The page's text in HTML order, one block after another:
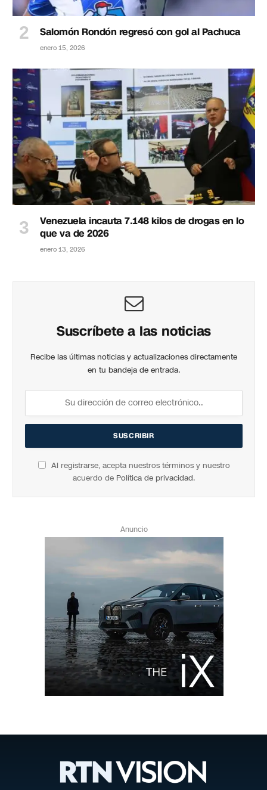
Salomón Rondón regresó con gol al Pachuca
enero 15, 2026
Venezuela incauta 7.148 kilos de drogas en lo
que va de 2026
enero 13, 2026
Suscríbete a las noticias
Recibe las últimas noticias y actualizaciones directamente
en tu bandeja de entrada.
Al registrarse, acepta nuestros términos y nuestro
acuerdo de Política de privacidad.
Anuncio